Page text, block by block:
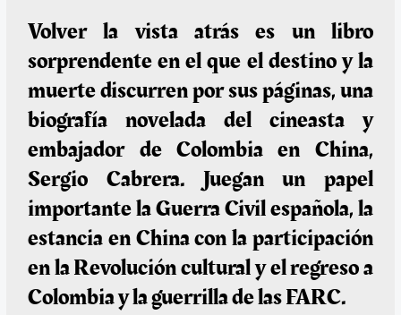
Volver la vista atrás es un libro
sorprendente en el que el destino y la
muerte discurren por sus páginas, una
biografía novelada del cineasta y
embajador de Colombia en China,
Sergio Cabrera. Juegan un papel
importante la Guerra Civil española, la
estancia en China con la participación
en la Revolución cultural y el regreso a
Colombia y la guerrilla de las FARC.